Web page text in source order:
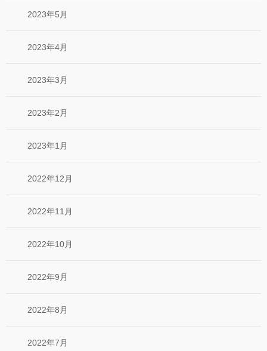
2023年5月
2023年4月
2023年3月
2023年2月
2023年1月
2022年12月
2022年11月
2022年10月
2022年9月
2022年8月
2022年7月